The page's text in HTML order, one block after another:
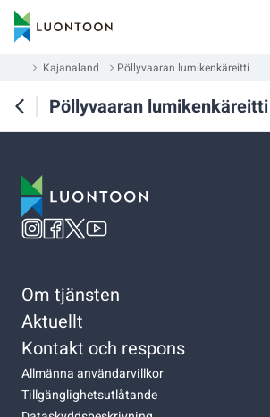
... Kajanaland Pöllyvaaran lumikenkäreitti
Pöllyvaaran lumikenkäreitti
Om tjänsten
Aktuellt
Kontakt och respons
Allmänna användarvillkor
Tillgänglighetsutlåtande